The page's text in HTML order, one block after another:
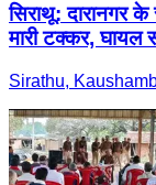
सिराथू: दारानगर
मारी टक्कर, घायल
Sirathu,